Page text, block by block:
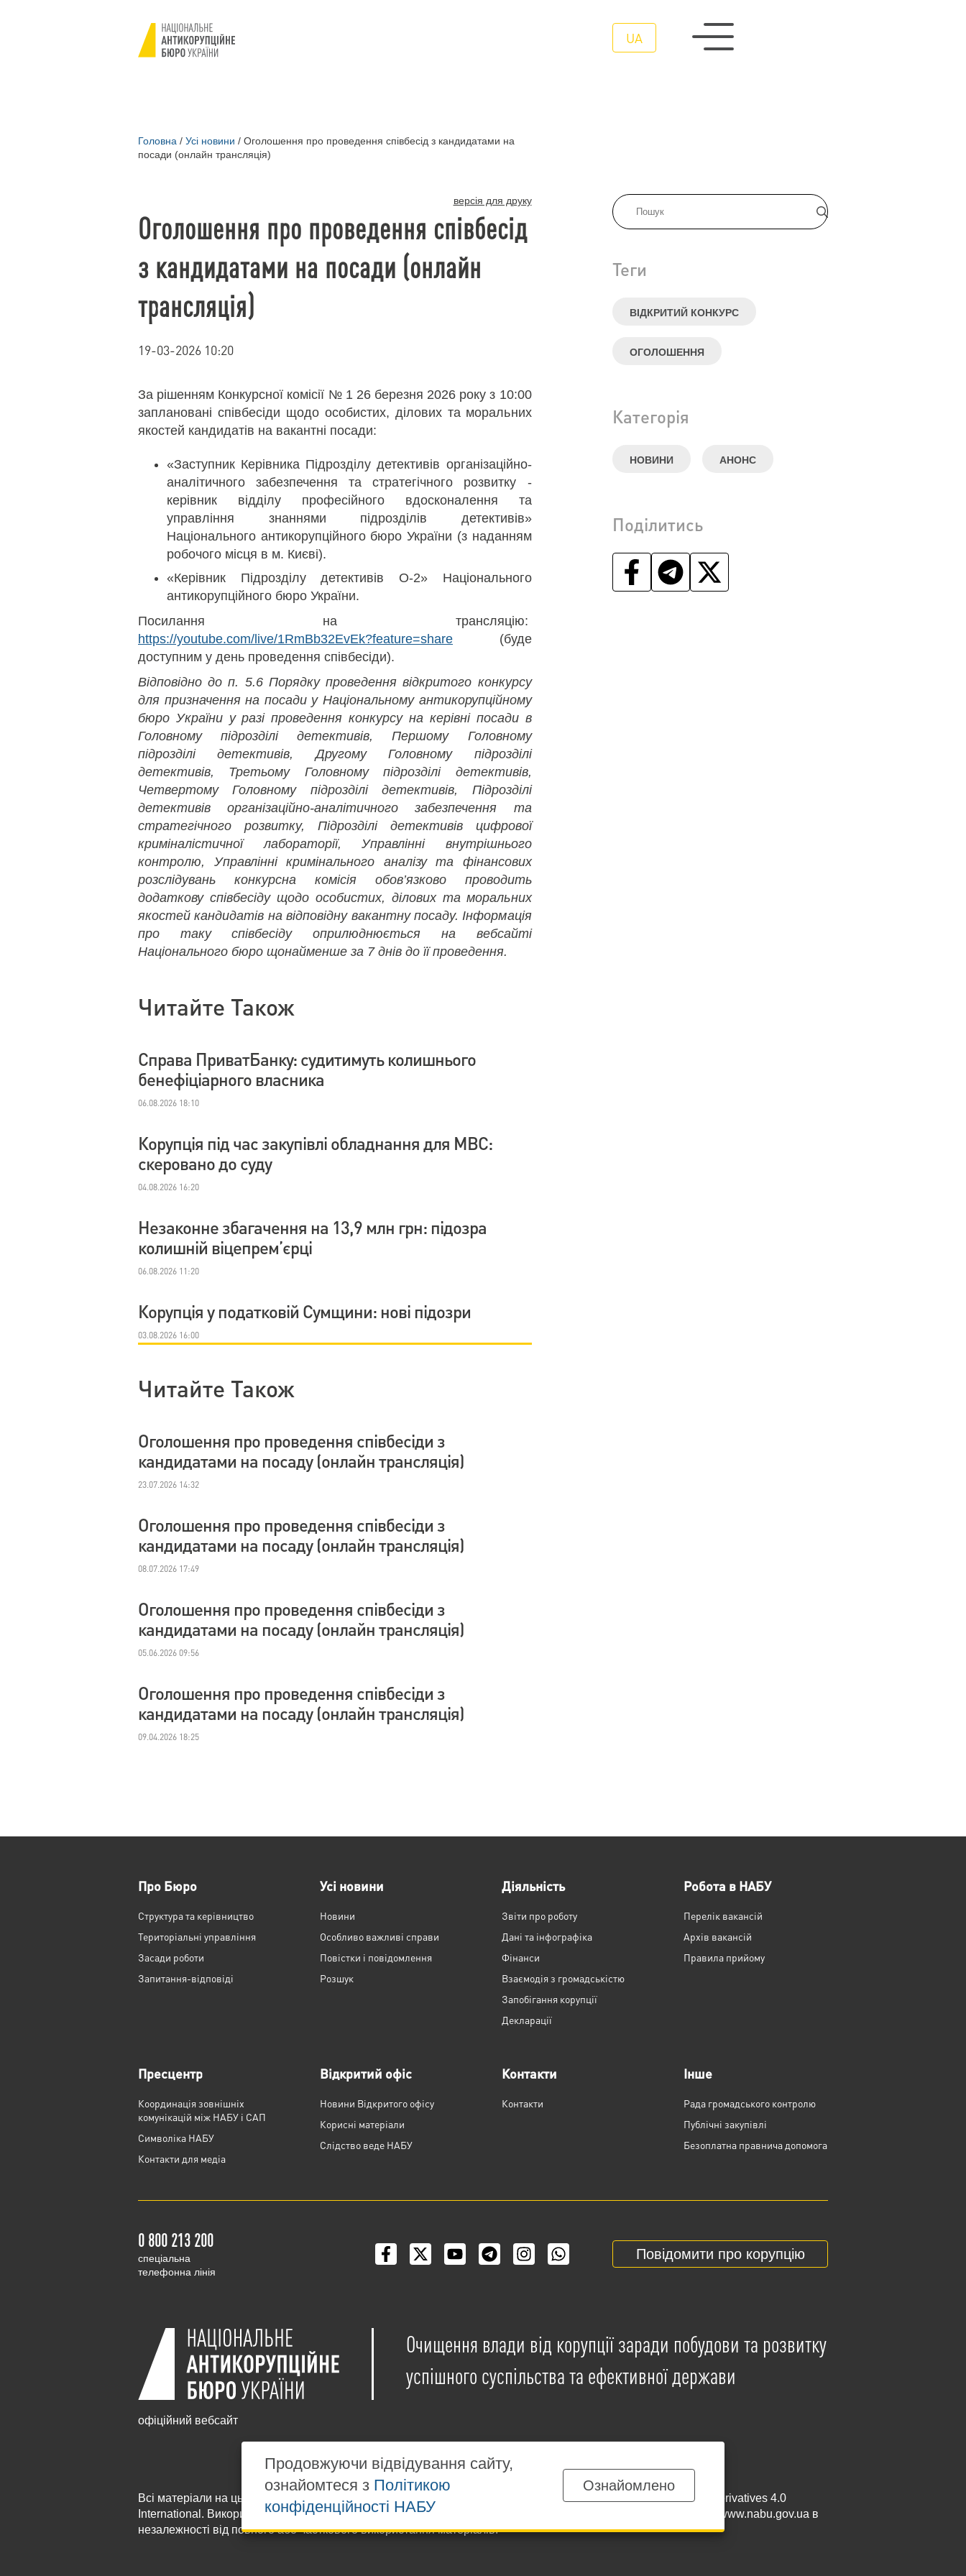
UA
Головна / Усі новини / Оголошення про проведення співбесід з кандидатами на
посади (онлайн трансляція)
Теги
ВІДКРИТИЙ КОНКУРС
ОГОЛОШЕННЯ
Категорія
НОВИНИ АНОНС
Поділитись
версія для друку
Оголошення про проведення співбесід
з кандидатами на посади (онлайн
трансляція)
19-03-2026 10:20
За рішенням Конкурсної комісії № 1 26 березня 2026 року з 10:00
заплановані співбесіди щодо особистих, ділових та моральних
якостей кандидатів на вакантні посади:
«Заступник Керівника Підрозділу детективів організаційно-
аналітичного забезпечення та стратегічного розвитку -
керівник відділу професійного вдосконалення та
управління знаннями підрозділів детективів»
Національного антикорупційного бюро України (з наданням
робочого місця в м. Києві).
«Керівник Підрозділу детективів О-2» Національного
антикорупційного бюро України.
Посилання на трансляцію:
https://youtube.com/live/1RmBb32EvEk?feature=share (буде
доступним у день проведення співбесіди).
Відповідно до п. 5.6 Порядку проведення відкритого конкурсу
для призначення на посади у Національному антикорупційному
бюро України у разі проведення конкурсу на керівні посади в
Головному підрозділі детективів, Першому Головному
підрозділі детективів, Другому Головному підрозділі
детективів, Третьому Головному підрозділі детективів,
Четвертому Головному підрозділі детективів, Підрозділі
детективів організаційно-аналітичного забезпечення та
стратегічного розвитку, Підрозділі детективів цифрової
криміналістичної лабораторії, Управлінні внутрішнього
контролю, Управлінні кримінального аналізу та фінансових
розслідувань конкурсна комісія обов’язково проводить
додаткову співбесіду щодо особистих, ділових та моральних
якостей кандидатів на відповідну вакантну посаду. Інформація
про таку співбесіду оприлюднюється на вебсайті
Національного бюро щонайменше за 7 днів до її проведення.
Читайте Також
Справа ПриватБанку: судитимуть колишнього
бенефіціарного власника
06.08.2026 18:10
Корупція під час закупівлі обладнання для МВС:
скеровано до суду
04.08.2026 16:20
Незаконне збагачення на 13,9 млн грн: підозра
колишній віцепрем’єрці
06.08.2026 11:20
Корупція у податковій Сумщини: нові підозри
03.08.2026 16:00
Читайте Також
Оголошення про проведення співбесіди з
кандидатами на посаду (онлайн трансляція)
23.07.2026 14:32
Оголошення про проведення співбесіди з
кандидатами на посаду (онлайн трансляція)
08.07.2026 17:49
Оголошення про проведення співбесіди з
кандидатами на посаду (онлайн трансляція)
05.06.2026 09:56
Оголошення про проведення співбесіди з
кандидатами на посаду (онлайн трансляція)
09.04.2026 18:25
Про Бюро
Структура та керівництво
Територіальні управління
Засади роботи
Запитання-відповіді
Усі новини
Новини
Особливо важливі справи
Повістки і повідомлення
Розшук
Діяльність
Звіти про роботу
Дані та інфографіка
Фінанси
Взаємодія з громадськістю
Запобігання корупції
Декларації
Робота в НАБУ
Перелік вакансій
Архів вакансій
Правила прийому
Пресцентр
Координація зовнішніх
комунікацій між НАБУ і САП
Cимволіка НАБУ
Контакти для медіа
Відкритий офіс
Новини Відкритого офісу
Корисні матеріали
Слідство веде НАБУ
Контакти
Контакти
Інше
Рада громадського контролю
Публічні закупівлі
Безоплатна правнича допомога
0 800 213 200
cпеціальна
телефонна лінія
Повідомити про корупцію
офіційний вебсайт
Очищення влади від корупції заради побудови та розвитку
успішного суспільства та ефективної держави
Всі матеріали на цьому сайті розміщені на умовах ліцензії
Creative Commons Attribution-NonCommercial-NoDerivatives 4.0
International . Використання будь-яких матеріалів, розміщених на сайті, дозволяється за умови посилання на www.nabu.gov.ua в
незалежності від повного або часткового використання матеріалів.
Продовжуючи відвідування сайту,
ознайомтеся з Політикою
конфіденційності НАБУ
Ознайомлено